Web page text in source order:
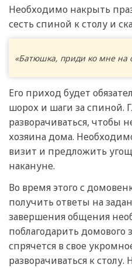
Необходимо накрыть
сесть спиной к столу и
«Батюшка, приди ко мне на
Его приход будет
шорох и шаги за спиной.
разворачиваться, чтобы
хозяина дома.
визит и предложить
накануне.
Во время этого с
получить ответы на
завершения общения
поблагодарить домового
спрячется в свое
разворачиваться к